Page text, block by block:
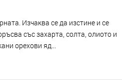
Изчаква се да изстине и се
със захарта, солта, олиото и
орехови яд...